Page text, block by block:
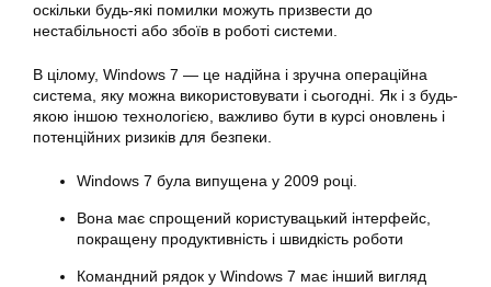
оскільки будь-які помилки можуть призвести до
нестабільності або збоїв в роботі системи.
В цілому, Windows 7 — це надійна і зручна операційна
система, яку можна використовувати і сьогодні. Як і з будь-
якою іншою технологією, важливо бути в курсі оновлень і
потенційних ризиків для безпеки.
Windows 7 була випущена у 2009 році.
Вона має спрощений користувацький інтерфейс,
покращену продуктивність і швидкість роботи
Командний рядок у Windows 7 має інший вигляд